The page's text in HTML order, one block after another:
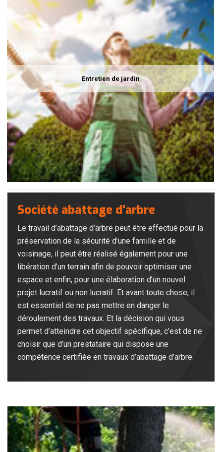
Entretien de jardin
Société abattage d’arbre
Le travail d’abattage d’arbre peut être effectué pour la
préservation de la sécurité d’une famille et de
voisinage, il peut être réalisé également pour une
libération d’un terrain afin de pouvoir optimiser une
espace et enfin, pour une élaboration d’un nouvel
projet lucratif ou non lucratif. Et avant toute chose, il
est essentiel de ne pas mettre en danger le
déroulement des travaux. Et la décision qui vous
permet d’atteindre cet objectif spécifique, c’est de ne
choisir que d’un prestataire qui dispose une
compétence certifiée en travaux d’abattage d’arbre.